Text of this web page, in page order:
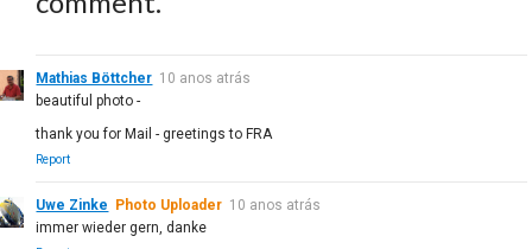
Mathias Böttcher 10 anos atrás
beautiful photo -
thank you for Mail - greetings to FRA
Report
Uwe Zinke Photo Uploader 10 anos atrás
immer wieder gern, danke